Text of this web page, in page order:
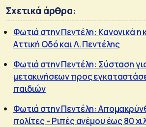
Σχετικά άρθρα:
Φωτιά στην Πεντέλη: Κανονικά η
Αττική Οδό και Λ. Πεντέλης
Φωτιά στην Πεντέλη: Σύσταση
μετακινήσεων προς
παιδιών
Φωτιά στην Πεντέλη:
πολίτες – Ριπές ανέμου έως 80